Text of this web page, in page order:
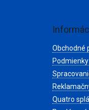
Obchodné
Quatro